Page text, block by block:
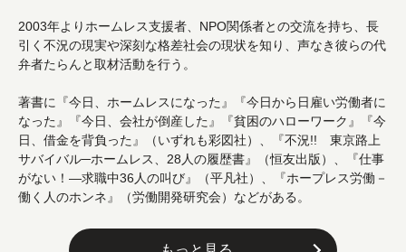
2003年よりホームレス支援者、NPO関係者との交流を持ち、長
引く不況の現実や深刻な格差社会の現状を知り、声なき彼らの代
弁者たらんと取材活動を行う。
著書に『今日、ホームレスになった』『今日から日雇い労働者に
なった』『今日、会社が倒産した』『貧困のハローワーク』『今
日、借金を背負った』（いずれも彩図社）、『不況!! 東京路上
サバイバル─ホームレス、28人の履歴書』（恒友出版）、『仕事
がない！―求職中36人の叫び』（平凡社）、『ホープレス労働－
働く人のホンネ』（労働開発研究会）などがある。